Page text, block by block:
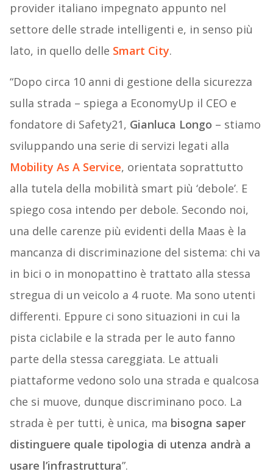
provider italiano impegnato appunto nel
settore delle strade intelligenti e, in senso più
lato, in quello delle Smart City.
“Dopo circa 10 anni di gestione della sicurezza
sulla strada – spiega a EconomyUp il CEO e
fondatore di Safety21, Gianluca Longo – stiamo
sviluppando una serie di servizi legati alla
Mobility As A Service, orientata soprattutto
alla tutela della mobilità smart più ‘debole’. E
spiego cosa intendo per debole. Secondo noi,
una delle carenze più evidenti della Maas è la
mancanza di discriminazione del sistema: chi va
in bici o in monopattino è trattato alla stessa
stregua di un veicolo a 4 ruote. Ma sono utenti
differenti. Eppure ci sono situazioni in cui la
pista ciclabile e la strada per le auto fanno
parte della stessa careggiata. Le attuali
piattaforme vedono solo una strada e qualcosa
che si muove, dunque discriminano poco. La
strada è per tutti, è unica, ma bisogna saper
distinguere quale tipologia di utenza andrà a
usare l’infrastruttura”.